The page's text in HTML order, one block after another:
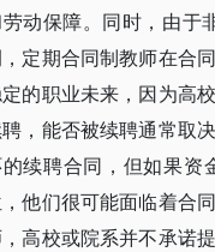
动保障。同时，由于
定期合同制教师在合
的职业未来，因为高
，能否被续聘通常取
续聘合同，但如果资
他们很可能面临着合
高校或院系并不承诺